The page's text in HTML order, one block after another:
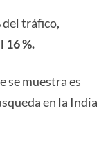
del tráfico,
16 %.
se muestra es
en la India